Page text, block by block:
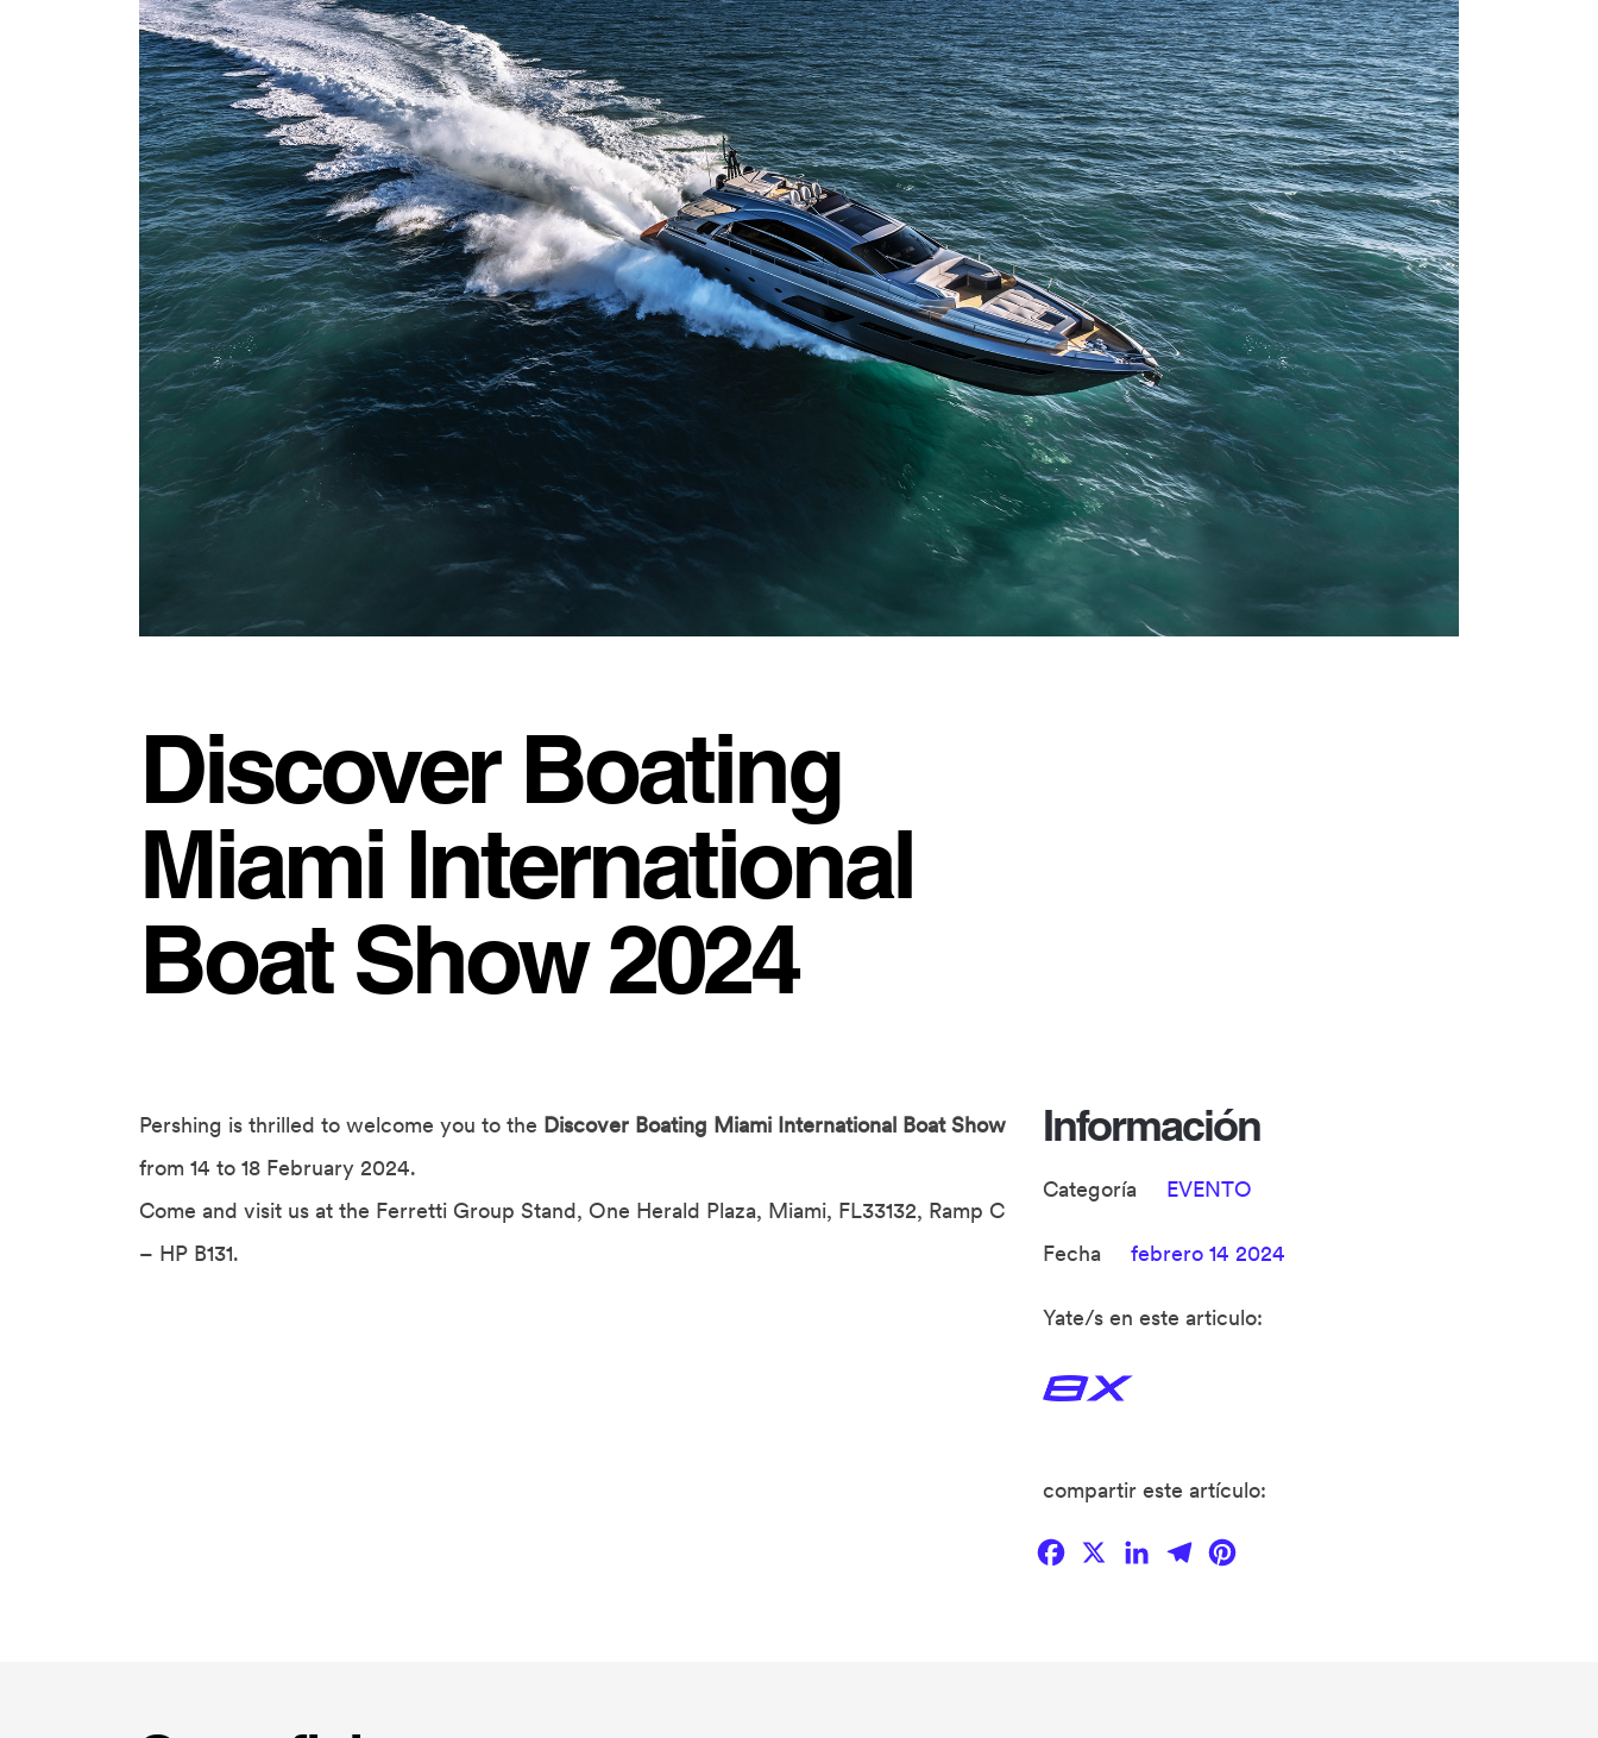
Discover Boating
Miami International
Boat Show 2024
Pershing is thrilled to welcome you to the Discover Boating Miami International Boat Show
from 14 to 18 February 2024.
Come and visit us at the Ferretti Group Stand, One Herald Plaza, Miami, FL33132, Ramp C
– HP B131.
Información
Categoría EVENTO
Fecha febrero 14 2024
Yate/s en este articulo:
compartir este artículo:
Facebook
X LinkedIn
Telegram